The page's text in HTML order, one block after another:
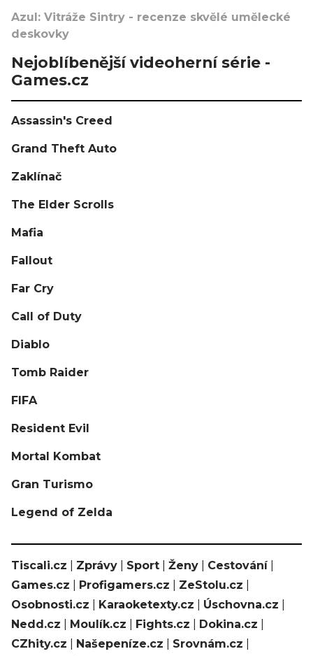
Azul: Vitráže Sintry - recenze skvělé umělecké
deskovky
Nejoblíbenější videoherní série -
Games.cz
Assassin's Creed
Grand Theft Auto
Zaklínač
The Elder Scrolls
Mafia
Fallout
Far Cry
Call of Duty
Diablo
Tomb Raider
FIFA
Resident Evil
Mortal Kombat
Gran Turismo
Legend of Zelda
Tiscali.cz Zprávy Sport Ženy Cestování|
Games.cz
Profigamers.cz ZeStolu.cz
Osobnosti.cz
Karaoketexty.cz Úschovna.cz
Nedd.cz
Moulík.cz Fights.cz Dokina.cz
CZhity.cz
Našepeníze.cz Srovnám.cz